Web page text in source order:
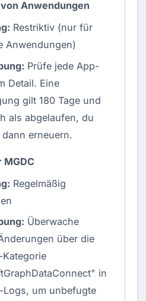
Anwendungen
Restriktiv (nur für
Anwendungen)
Prüfe jede App-
Detail. Eine
gilt 180 Tage und
als abgelaufen, du
erneuern.
Regelmäßig
Überwache
über die
in
Logs, um unbefugte